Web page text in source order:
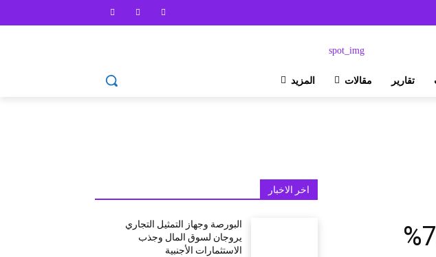
تقارير مقالات المزيد
اخر الاخبار
البورصة وجهاز التمثيل التجاري
يروجان لسوق المال وجذب
الاستثمارات الأجنبية
التحول الرقمي بقطاع الطاقة: توجه 75%